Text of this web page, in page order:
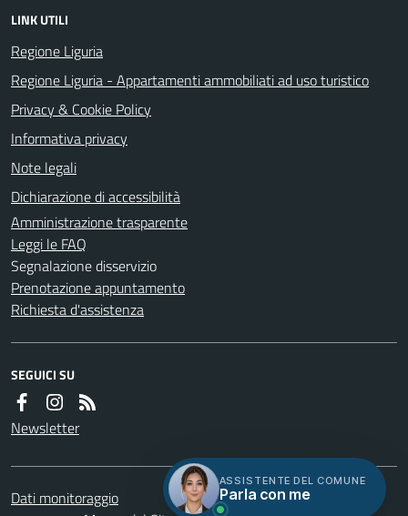
LINK UTILI
Regione Liguria
Regione Liguria - Appartamenti ammobiliati ad uso turistico
Privacy & Cookie Policy
Informativa privacy
Note legali
Dichiarazione di accessibilità
Amministrazione trasparente
Leggi le FAQ
Segnalazione disservizio
Prenotazione appuntamento
Richiesta d'assistenza
SEGUICI SU
Newsletter
Dati monitoraggio Servizi
ASSISTENTE DEL COMUNE
Parla con me